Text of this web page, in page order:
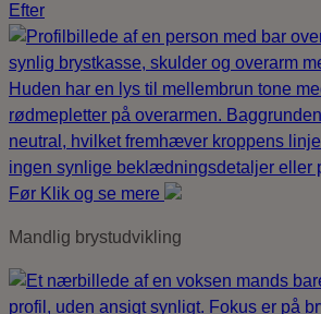
Efter
Før Klik og se mere
Mandlig brystudvikling